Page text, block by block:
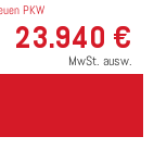
PKW
23.940 €
MwSt. ausw.